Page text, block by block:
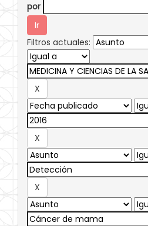
por
Filtros actuales: